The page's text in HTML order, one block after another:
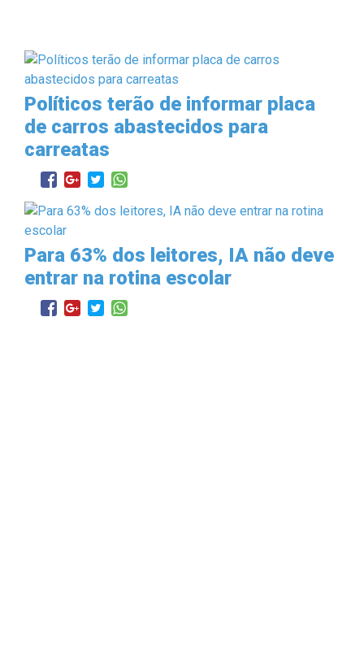
Políticos terão de informar placa
de carros abastecidos para
carreatas
Para 63% dos leitores, IA não deve
entrar na rotina escolar